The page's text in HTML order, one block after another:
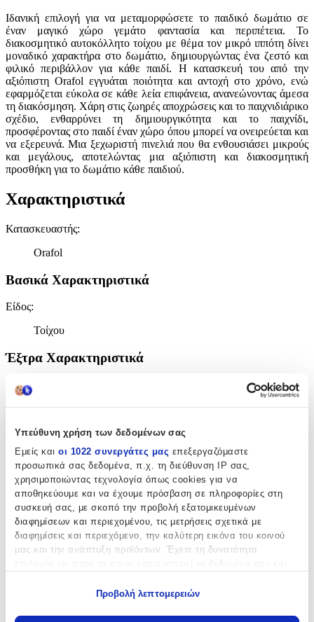
Υπεύθυνη χρήση των δεδομένων σας
Εμείς και οι 1022 συνεργάτες μας επεξεργαζόμαστε
προσωπικά σας δεδομένα, π.χ. τη διεύθυνση IP σας,
χρησιμοποιώντας τεχνολογία όπως cookies για να
αποθηκεύουμε και να έχουμε πρόσβαση σε πληροφορίες στη
συσκευή σας, με σκοπό την προβολή εξατομικευμένων
διαφημίσεων και περιεχομένου, τις μετρήσεις σχετικά με
διαφημίσεις και περιεχόμενο, την καλύτερη εικόνα του κοινού
μας και την ανάπτυξη προϊόντων. Έχετε τη δυνατότητα
Προβολή λεπτομερειών
Ιδανική επιλογή για να μεταμορφώσετε το παιδικό δωμάτιο σε
έναν μαγικό χώρο γεμάτο φαντασία και περιπέτεια. Το
διακοσμητικό αυτοκόλλητο τοίχου με θέμα τον μικρό ιππότη δίνει
μοναδικό χαρακτήρα στο δωμάτιο, δημιουργώντας ένα ζεστό και
φιλικό περιβάλλον για κάθε παιδί. Η κατασκευή του από την
αξιόπιστη Orafol εγγυάται ποιότητα και αντοχή στο χρόνο, ενώ
εφαρμόζεται εύκολα σε κάθε λεία επιφάνεια, ανανεώνοντας άμεσα
τη διακόσμηση. Χάρη στις ζωηρές αποχρώσεις και το παιχνιδιάρικο
σχέδιο, ενθαρρύνει τη δημιουργικότητα και το παιχνίδι,
προσφέροντας στο παιδί έναν χώρο όπου μπορεί να ονειρεύεται και
να εξερευνά. Μια ξεχωριστή πινελιά που θα ενθουσιάσει μικρούς
και μεγάλους, αποτελώντας μια αξιόπιστη και διακοσμητική
προσθήκη για το δωμάτιο κάθε παιδιού.
Χαρακτηριστικά
Κατασκευαστής:
Orafol
Βασικά Χαρακτηριστικά
Είδος:
Τοίχου
Έξτρα Χαρακτηριστικά
Αφρώδες
Όχι
Βινυλίου:
Όχι
Μπορντούρα:
Όχι
Φωσφοριζέ:
Όχι
3D: